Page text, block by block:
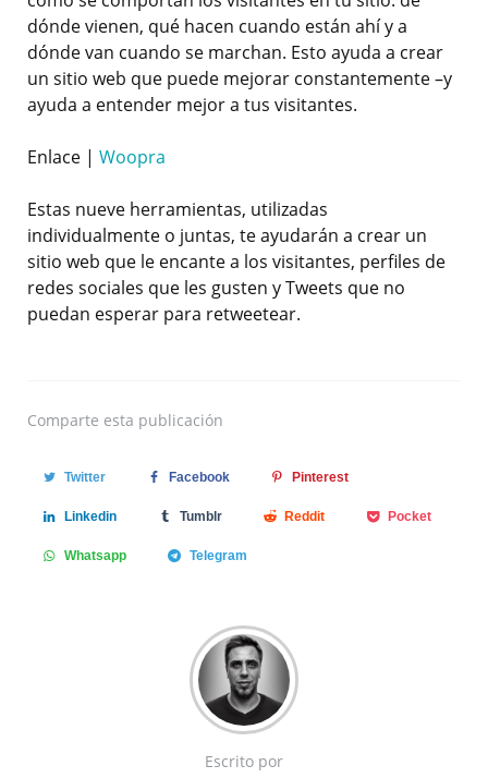
dónde vienen, qué hacen cuando están ahí y a
dónde van cuando se marchan. Esto ayuda a crear
un sitio web que puede mejorar constantemente –y
ayuda a entender mejor a tus visitantes.
Enlace | Woopra
Estas nueve herramientas, utilizadas
individualmente o juntas, te ayudarán a crear un
sitio web que le encante a los visitantes, perfiles de
redes sociales que les gusten y Tweets que no
puedan esperar para retweetear.
Comparte esta publicación
Twitter Facebook Pinterest
Linkedin Tumblr Reddit Pocket
Whatsapp Telegram
Escrito por